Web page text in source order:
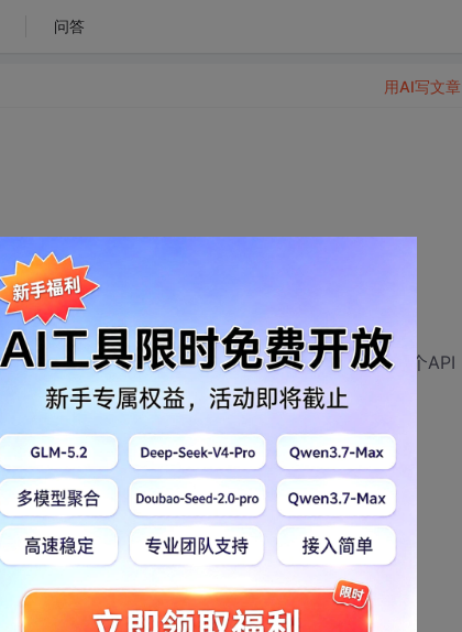
问答
时候我发现一旦程序调用了 GetOpenFileName 这个API
题...
...
用AI写文章